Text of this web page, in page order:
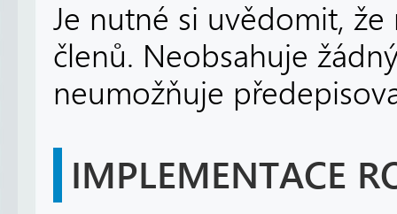
Je nutné si uvědomit,
členů. Neobsahuje
neumožňuje
IMPLEMENTACE